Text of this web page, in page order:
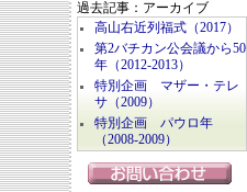
過去記事：アーカイブ
高山右近列福式（2017）
第2バチカン公会議から50
年（2012-2013）
特別企画 マザー・テレ
サ（2009）
特別企画 パウロ年
（2008-2009）